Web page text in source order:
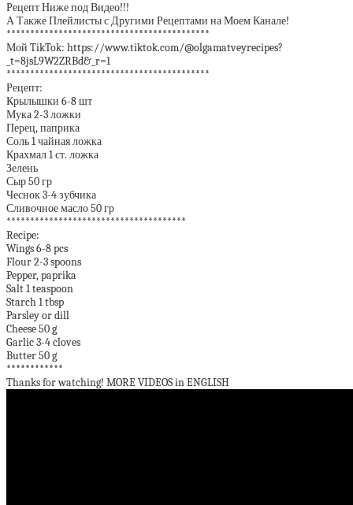
Рецепт Ниже под Видео!!!
А Также Плейлисты с Другими Рецептами на Моем Канале!
*******************************************
Мой TikTok: https://www.tiktok.com/@olgamatveyrecipes?
_t=8jsL9W2ZRBd&_r=1
*******************************************
Рецепт:
Крылышки 6-8 шт
Мука 2-3 ложки
Перец, паприка
Соль 1 чайная ложка
Крахмал 1 ст. ложка
Зелень
Сыр 50 гр
Чеснок 3-4 зубчика
Сливочное масло 50 гр
**************************************
Recipe:
Wings 6-8 pcs
Flour 2-3 spoons
Pepper, paprika
Salt 1 teaspoon
Starch 1 tbsp
Parsley or dill
Cheese 50 g
Garlic 3-4 cloves
Butter 50 g
************
Thanks for watching! MORE VIDEOS in ENGLISH